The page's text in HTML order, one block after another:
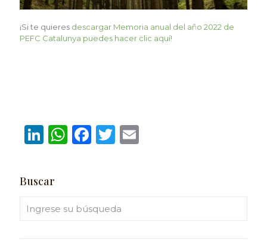
¡Si te quieres descargar Memoria anual del año 2022 de
PEFC Catalunya puedes hacer clic aquí!
LinkedIn
WhatsApp
Facebook
Twitter
Email
Buscar